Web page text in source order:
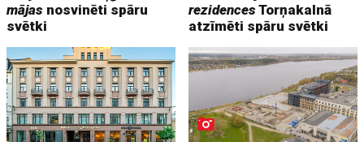
mājas nosvinēti spāru
svētki
rezidencesTorņakalnā
atzīmēti spāru svētki